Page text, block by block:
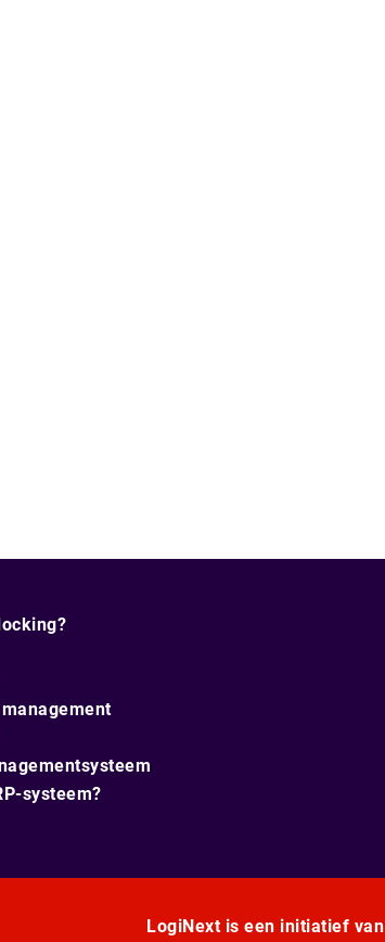
systeem?
LogiNext is een initiatief van